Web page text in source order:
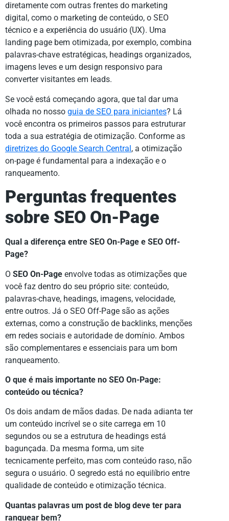
diretamente com outras frentes do marketing
digital, como o marketing de conteúdo, o SEO
técnico e a experiência do usuário (UX). Uma
landing page bem otimizada, por exemplo, combina
palavras-chave estratégicas, headings organizados,
imagens leves e um design responsivo para
converter visitantes em leads.
Se você está começando agora, que tal dar uma
olhada no nosso guia de SEO para iniciantes? Lá
você encontra os primeiros passos para estruturar
toda a sua estratégia de otimização. Conforme as
diretrizes do Google Search Central, a otimização
on-page é fundamental para a indexação e o
ranqueamento.
Perguntas frequentes
sobre SEO On-Page
Qual a diferença entre SEO On-Page e SEO Off-
Page?
O SEO On-Page envolve todas as otimizações que
você faz dentro do seu próprio site: conteúdo,
palavras-chave, headings, imagens, velocidade,
entre outros. Já o SEO Off-Page são as ações
externas, como a construção de backlinks, menções
em redes sociais e autoridade de domínio. Ambos
são complementares e essenciais para um bom
ranqueamento.
O que é mais importante no SEO On-Page:
conteúdo ou técnica?
Os dois andam de mãos dadas. De nada adianta ter
um conteúdo incrível se o site carrega em 10
segundos ou se a estrutura de headings está
bagunçada. Da mesma forma, um site
tecnicamente perfeito, mas com conteúdo raso, não
segura o usuário. O segredo está no equilíbrio entre
qualidade de conteúdo e otimização técnica.
Quantas palavras um post de blog deve ter para
ranquear bem?